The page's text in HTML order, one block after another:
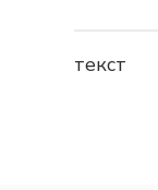
текст